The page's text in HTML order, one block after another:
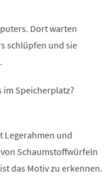
Dort warten
schlüpfen und sie
im Speicherplatz?
Legerahmen und
Schaumstoffwürfeln
das Motiv zu erkennen.